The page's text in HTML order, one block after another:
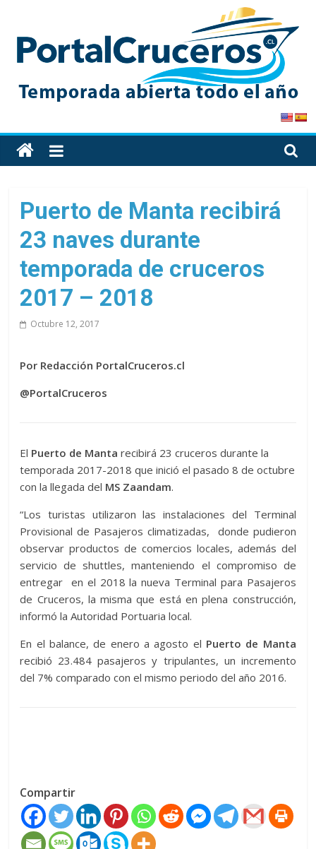
content
PortalCruceros
Toda
la
de
cruceros
en
un
solo
sitio
Puerto de Manta recibirá
23 naves durante
temporada de cruceros
2017 – 2018
Octubre 12, 2017
Por Redacción PortalCruceros.cl
@PortalCruceros
El Puerto de Manta recibirá 23 cruceros durante la
temporada 2017-2018 que inició el pasado 8 de octubre
con la llegada del MS Zaandam.
“Los turistas utilizaron las instalaciones del Terminal
Provisional de Pasajeros climatizadas, donde pudieron
observar productos de comercios locales, además del
servicio de shuttles, manteniendo el compromiso de
entregar en el 2018 la nueva Terminal para Pasajeros
de Cruceros, la misma que está en plena construcción,
informó la Autoridad Portuaria local.
En el balance, de enero a agosto el Puerto de Manta
recibió 23.484 pasajeros y tripulantes, un incremento
del 7% comparado con el mismo periodo del año 2016.
Compartir